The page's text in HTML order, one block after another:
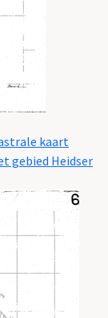
kaart
gebied Heidser